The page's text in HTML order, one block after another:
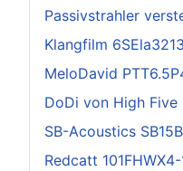
Passivstrahler
Klangfilm
MeloDavid
DoDi von High Five
SB-Acoustics
Redcatt